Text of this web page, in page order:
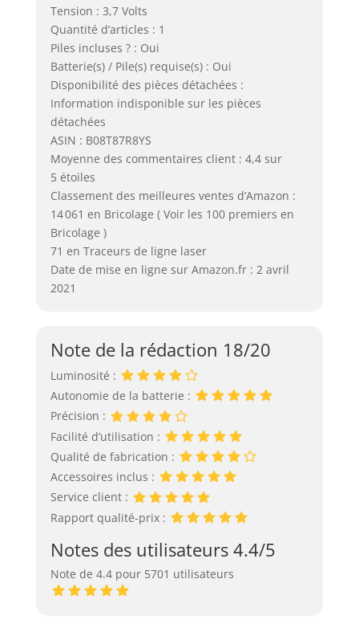
Tension : 3,7 Volts
Quantité d’articles : 1
Piles incluses ? : Oui
Batterie(s) / Pile(s) requise(s) : Oui
Disponibilité des pièces détachées :
Information indisponible sur les pièces
détachées
ASIN : B08T87R8YS
Moyenne des commentaires client : 4,4 sur
5 étoiles
Classement des meilleures ventes d’Amazon :
14 061 en Bricolage ( Voir les 100 premiers en
Bricolage )
71 en Traceurs de ligne laser
Date de mise en ligne sur Amazon.fr : 2 avril
2021
Note de la rédaction 18/20
Luminosité :
Autonomie de la batterie :
Précision :
Facilité d’utilisation :
Qualité de fabrication :
Accessoires inclus :
Service client :
Rapport qualité-prix :
Notes des utilisateurs 4.4/5
Note de 4.4 pour 5701 utilisateurs